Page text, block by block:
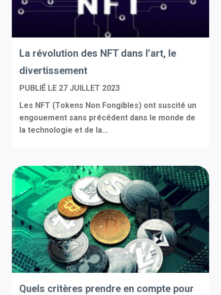
La révolution des NFT dans l’art, le
divertissement
PUBLIÉ LE 27 JUILLET 2023
Les NFT (Tokens Non Fongibles) ont suscité un
engouement sans précédent dans le monde de
la technologie et de la...
Quels critères prendre en compte pour